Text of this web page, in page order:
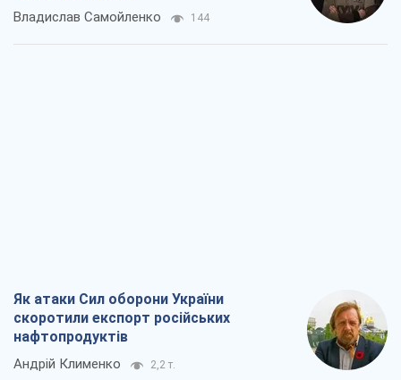
Владислав Самойленко 144
Як атаки Сил оборони України
скоротили експорт російських
нафтопродуктів
Андрій Клименко 2,2 т.